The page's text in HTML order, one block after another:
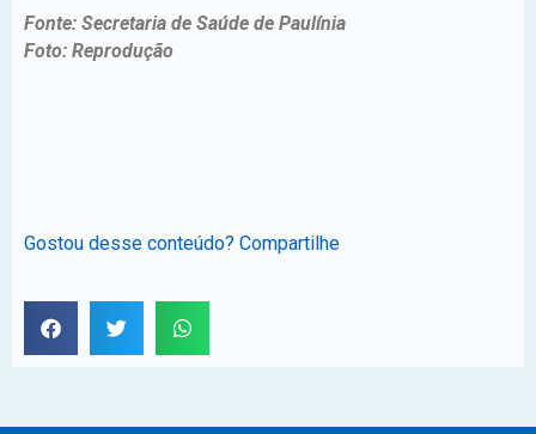
Fonte: Secretaria de Saúde de Paulínia
Foto: Reprodução
Gostou desse conteúdo? Compartilhe